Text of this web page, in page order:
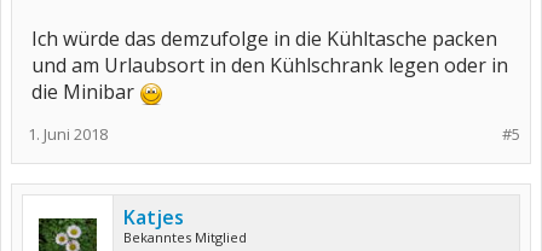
Ich würde das demzufolge in die Kühltasche packen
und am Urlaubsort in den Kühlschrank legen oder in
die Minibar
#5
1. Juni 2018
Katjes
Bekanntes Mitglied